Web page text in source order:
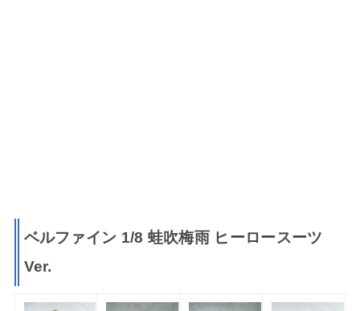
ベルファイン 1/8 蛙吹梅雨 ヒーロースーツ
Ver.